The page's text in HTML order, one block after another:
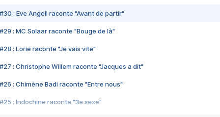
#30 : Eve Angeli raconte "Avant de partir"
#29 : MC Solaar raconte "Bouge de là"
#28 : Lorie raconte "Je vais vite"
#27 : Christophe Willem raconte "Jacques a dit"
#26 : Chimène Badi raconte "Entre nous"
#25 : Indochine raconte "3e sexe"